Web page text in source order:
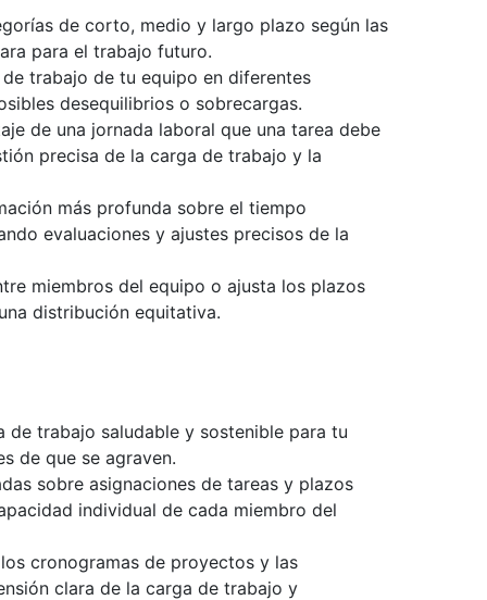
de corto, medio y largo plazo según las
para el trabajo futuro.
trabajo de tu equipo en diferentes
desequilibrios o sobrecargas.
de una jornada laboral que una tarea debe
precisa de la carga de trabajo y la
más profunda sobre el tiempo
evaluaciones y ajustes precisos de la
miembros del equipo o ajusta los plazos
distribución equitativa.
de trabajo saludable y sostenible para tu
de que se agraven.
sobre asignaciones de tareas y plazos
individual de cada miembro del
cronogramas de proyectos y las
clara de la carga de trabajo y